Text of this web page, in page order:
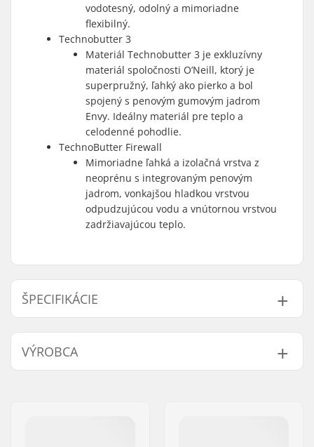
vodotesný, odolný a mimoriadne
flexibilný.
Technobutter 3
Materiál Technobutter 3 je exkluzívny
materiál spoločnosti O’Neill, ktorý je
superpružný, ľahký ako pierko a bol
spojený s penovým gumovým jadrom
Envy. Ideálny materiál pre teplo a
celodenné pohodlie.
TechnoButter Firewall
Mimoriadne ľahká a izolačná vrstva z
neoprénu s integrovaným penovým
jadrom, vonkajšou hladkou vrstvou
odpudzujúcou vodu a vnútornou vrstvou
zadržiavajúcou teplo.
ŠPECIFIKÁCIE
Hrúbka:
5mm
Aktivita:
Kitesurfing, Surfing,
VÝROBCA